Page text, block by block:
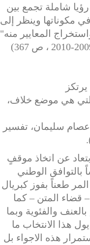
شاملة تجمع بين
مكوناتها وينظر إلى
المعايير منه"
( عصام سليمان؛ تفسير الدستور، المجلس الدستوري الكتاب السنوي 2009-2010 ، ص 367)
يرتكز
هي موضع خلاف،
سليمان، تفسير
عن اتخاذ موقفٍ
الوطني
طعناً بفوز كبريال
قضاء المتن – كما
والفئوية وبما
هذا الانتخاب ما
هذه الاجواء بل